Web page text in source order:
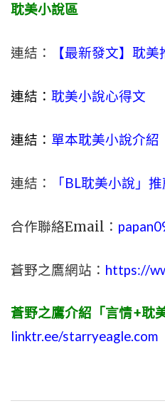
耽美小說區
連結： 【最新發文】耽
連結： 耽美小說心得文
連結： 單本耽美小說介紹
連結： 「BL耽美小說」
合作聯絡Email：
蒼野之鷹網站： https://
蒼野之鷹介紹「言情+耽
linktr.ee/starryeagle.com